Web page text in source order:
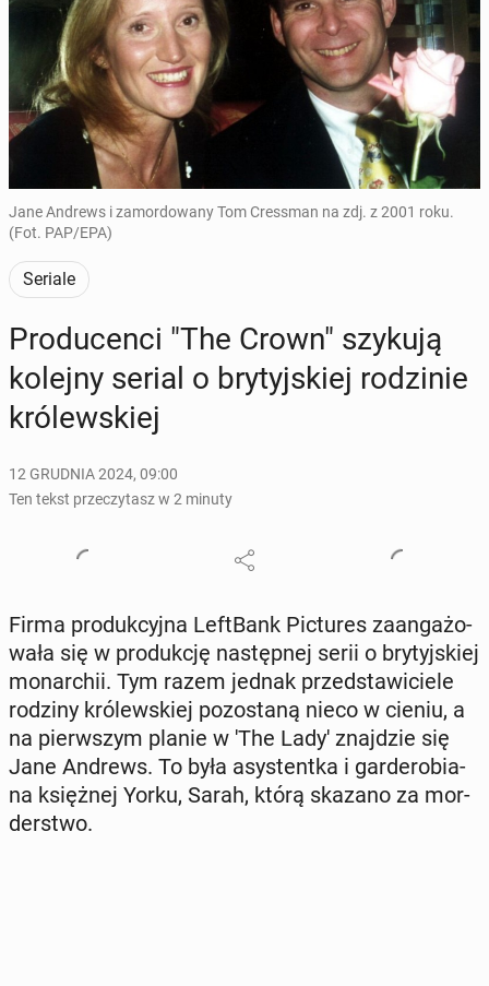
Jane Andrews i zamordowany Tom Cressman na zdj. z 2001 roku.
(Fot. PAP/EPA)
Seriale
Pro­du­cen­ci "The Crown" szykują
kolejny serial o bry­tyj­skiej ro­dzi­nie
kró­lew­skiej
12 GRUDNIA 2024, 09:00
Ten tekst przeczytasz w 2 minuty
Firma pro­duk­cyj­na Le­ft­Bank Pic­tu­res za­an­ga­żo­
wa­ła się w pro­duk­cję na­stęp­nej serii o bry­tyj­skiej
mo­nar­chii. Tym razem jednak przed­sta­wi­cie­le
rodziny kró­lew­skiej po­zo­sta­ną nieco w cieniu, a
na pierw­szym planie w 'The Lady' znaj­dzie się
Jane Andrews. To była asy­stent­ka i gar­de­ro­bia­
na księż­nej Yorku, Sarah, którą skazano za mor­
der­stwo.